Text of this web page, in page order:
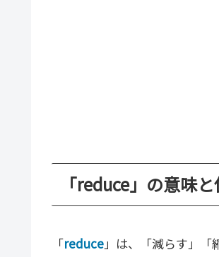
「reduce」の意味
「reduce」は、「減らす」